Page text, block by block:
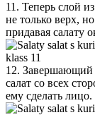
11. Теперь слой
не только верх,
придавая салату
12. Завершающий
салат со всех
ему сделать лицо.